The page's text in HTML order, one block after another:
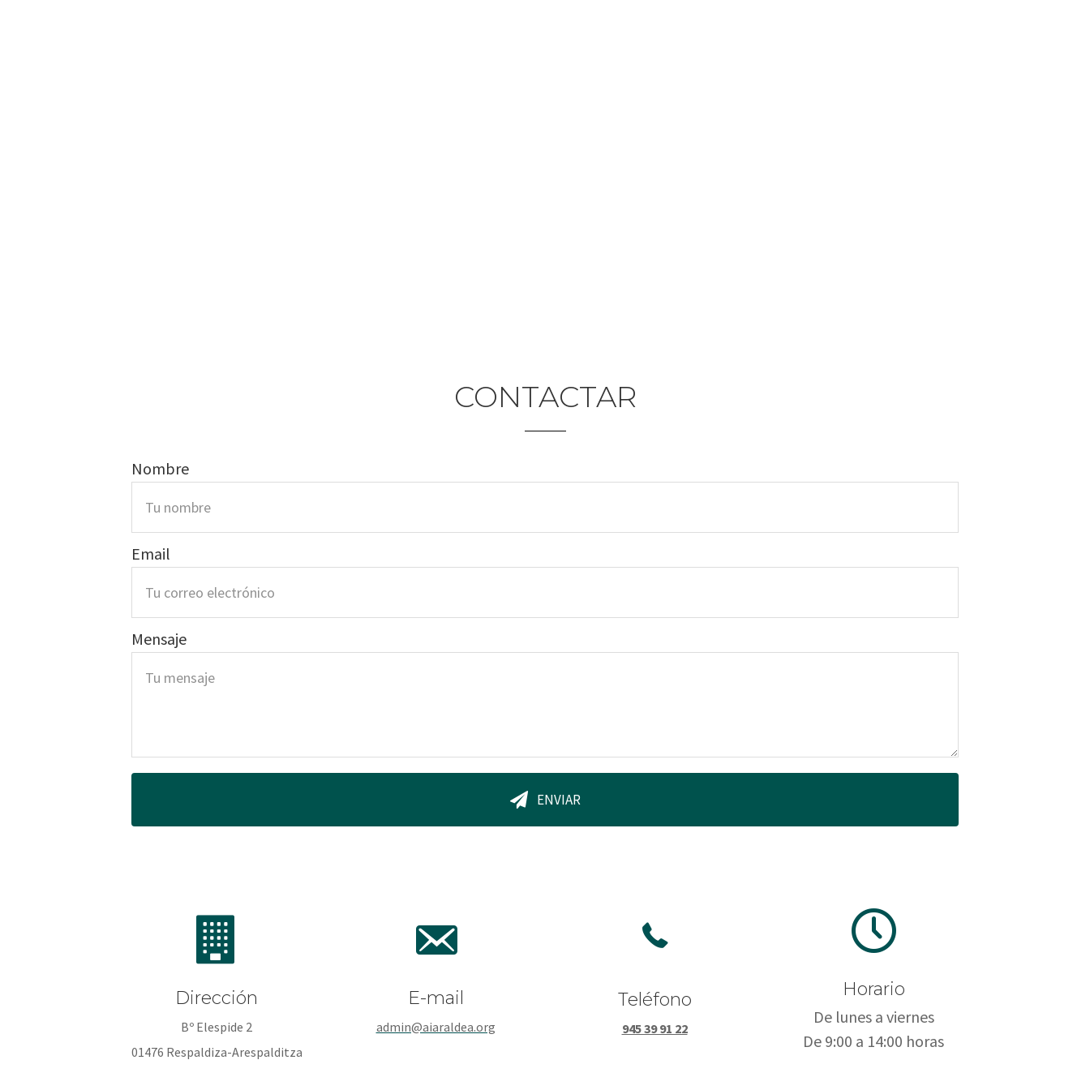
CONTACTAR
Nombre
Email
Mensaje
ENVIAR
Dirección
Bº Elespide 2
01476 Respaldiza-Arespalditza
E-mail
admin@aiaraldea.org
Teléfono
945 39 91 22
Horario
De lunes a viernes
De 9:00 a 14:00 horas